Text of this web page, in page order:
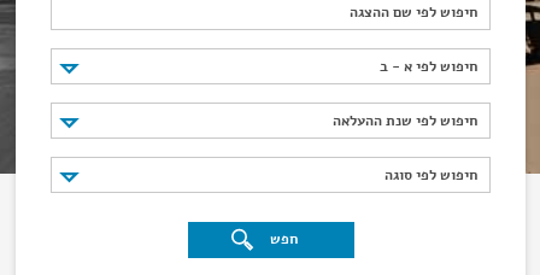
חיפוש לפי שם ההצגה
חיפוש לפי א - ב
חיפוש לפי א - ב
חיפוש לפי שנת ההעלאה
חיפוש לפי שנת ההעלאה
חיפוש לפי סוגה
חיפוש לפי סוגה
חפש